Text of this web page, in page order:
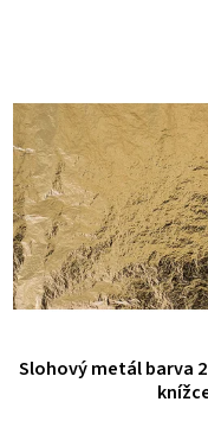
Slohový metál barva